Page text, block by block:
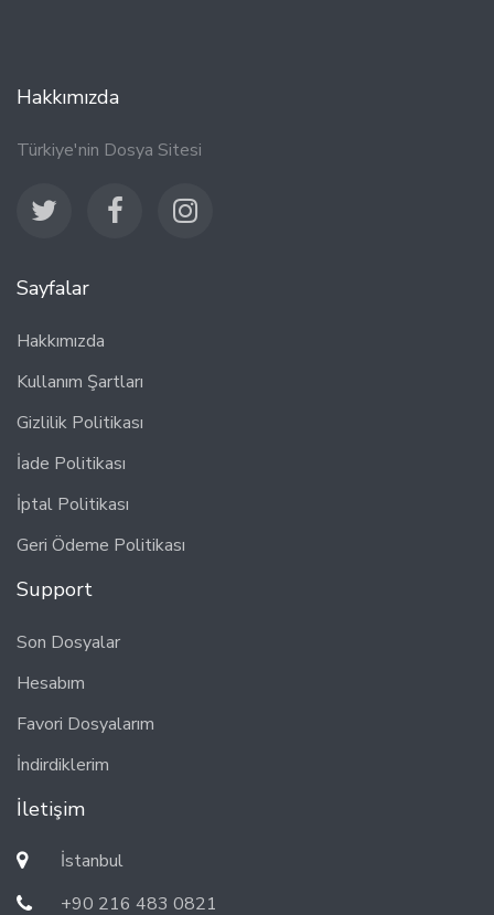
Hakkımızda
Türkiye'nin Dosya Sitesi
Sayfalar
Hakkımızda
Kullanım Şartları
Gizlilik Politikası
İade Politikası
İptal Politikası
Geri Ödeme Politikası
Support
Son Dosyalar
Hesabım
Favori Dosyalarım
İndirdiklerim
İletişim
İstanbul
+90 216 483 0821